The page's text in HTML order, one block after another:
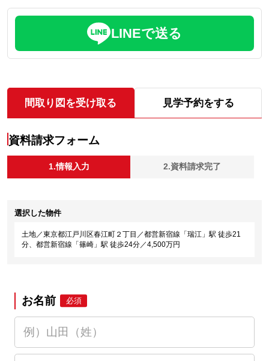
LINEで送る
間取り図を受け取る 見学予約をする
資料請求フォーム
1.情報入力 2.資料請求完了
選択した物件
土地／東京都江戸川区春江町２丁目／都営新宿線「瑞江」駅 徒歩21
分、都営新宿線「篠崎」駅 徒歩24分／4,500万円
お名前 必須